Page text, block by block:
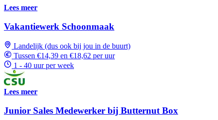
Lees meer
Vakantiewerk Schoonmaak
Landelijk (dus ook bij jou in de buurt)
Tussen €14,39 en €18,62 per uur
1 - 40 uur per week
Lees meer
Junior Sales Medewerker bij Butternut Box